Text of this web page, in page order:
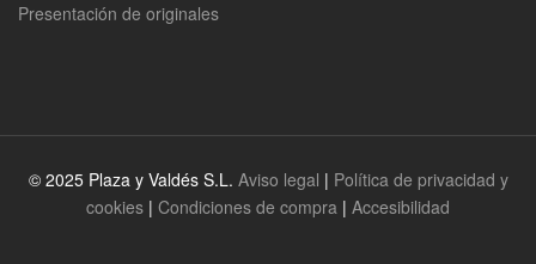
Presentación de originales
© 2025 Plaza y Valdés S.L. Aviso legal | Política de privacidad y
cookies | Condiciones de compra | Accesibilidad